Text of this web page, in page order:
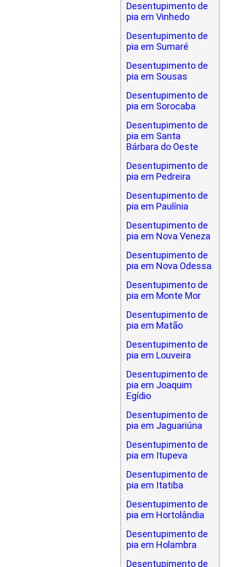
Desentupimento de
pia em Vinhedo
Desentupimento de
pia em Sumaré
Desentupimento de
pia em Sousas
Desentupimento de
pia em Sorocaba
Desentupimento de
pia em Santa
Bárbara do Oeste
Desentupimento de
pia em Pedreira
Desentupimento de
pia em Paulínia
Desentupimento de
pia em Nova Veneza
Desentupimento de
pia em Nova Odessa
Desentupimento de
pia em Monte Mor
Desentupimento de
pia em Matão
Desentupimento de
pia em Louveira
Desentupimento de
pia em Joaquim
Egídio
Desentupimento de
pia em Jaguariúna
Desentupimento de
pia em Itupeva
Desentupimento de
pia em Itatiba
Desentupimento de
pia em Hortolândia
Desentupimento de
pia em Holambra
Desentupimento de